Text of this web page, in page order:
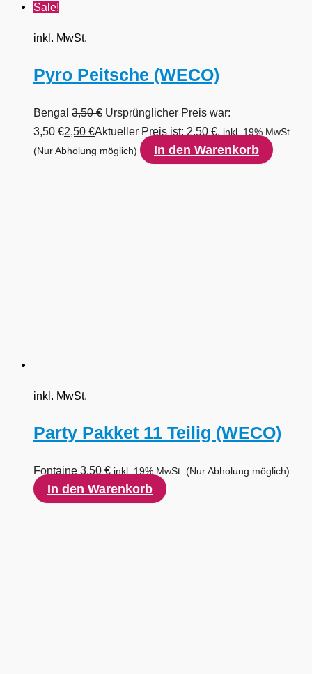
Sale!
inkl. MwSt.
Pyro Peitsche (WECO)
Bengal 3,50€ Ursprünglicher Preis war:
3,50 €2,50 €Aktueller Preis ist: 2,50 €. inkl. 19% MwSt.
(Nur Abholung möglich)
In den Warenkorb
inkl. MwSt.
Party Pakket 11 Teilig (WECO)
Fontaine 3,50 € inkl. 19% MwSt. (Nur Abholung möglich)
In den Warenkorb